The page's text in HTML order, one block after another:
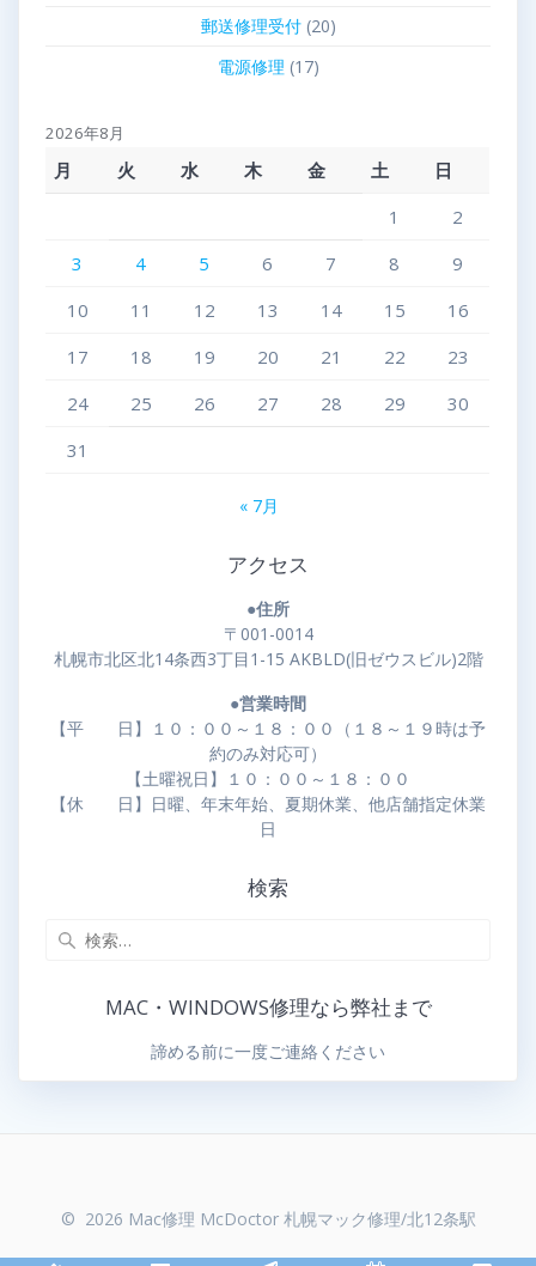
郵送修理受付(20)
電源修理 (17)
2026年8月
月 火 水 木 金 土
日
1
2
3
4 5 6 7 8
9
10
11 12 13 14 15
16
17
18 19 20 21 22
23
24
25 26 27 28 29
30
31
« 7月
アクセス
●住所
〒001-0014
札幌市北区北14条西3丁目1-15 AKBLD(旧ゼウスビル)2階
●営業時間
【平 日】１０：００～１８：００（１８～１９時は予
約のみ対応可）
【土曜祝日】１０：００～１８：００
【休 日】日曜、年末年始、夏期休業、他店舗指定休業
日
検索
MAC・WINDOWS修理なら弊社まで
諦める前に一度ご連絡ください
© 2026 Mac修理 McDoctor 札幌マック修理/北12条駅